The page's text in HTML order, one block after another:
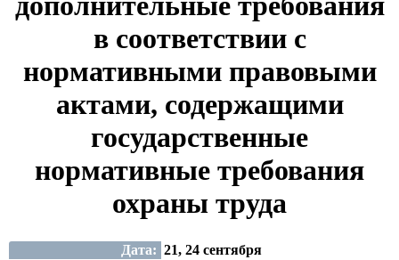
в соответствии с
нормативными правовыми
актами, содержащими
государственные
нормативные требования
охраны труда
Дата: 21, 24 сентября